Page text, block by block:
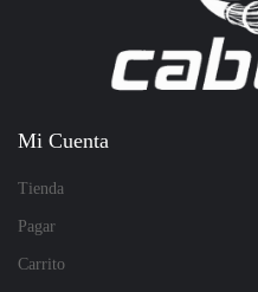
Mi Cuenta
Tienda
Pagar
Carrito